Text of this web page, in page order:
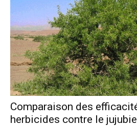
Comparaison des
herbicides contre le